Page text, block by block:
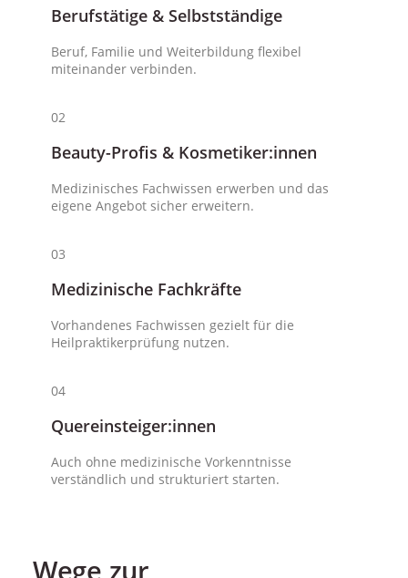
Berufstätige & Selbstständige
Beruf, Familie und Weiterbildung flexibel
miteinander verbinden.
02
Beauty-Profis & Kosmetiker:innen
Medizinisches Fachwissen erwerben und das
eigene Angebot sicher erweitern.
03
Medizinische Fachkräfte
Vorhandenes Fachwissen gezielt für die
Heilpraktikerprüfung nutzen.
04
Quereinsteiger:innen
Auch ohne medizinische Vorkenntnisse
verständlich und strukturiert starten.
Wege zur